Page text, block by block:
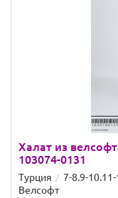
Халат из
103074-0131
Турция 7-8.9-
Велсофт